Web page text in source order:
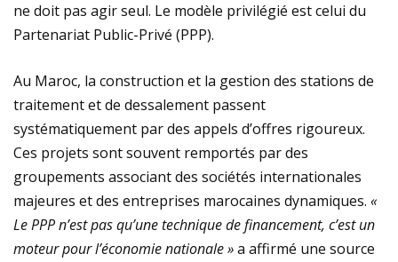
ne doit pas agir seul. Le modèle privilégié est celui du
Partenariat Public-Privé (PPP).
Au Maroc, la construction et la gestion des stations de
traitement et de dessalement passent
systématiquement par des appels d’offres rigoureux.
Ces projets sont souvent remportés par des
groupements associant des sociétés internationales
majeures et des entreprises marocaines dynamiques. «
Le PPP n’est pas qu’une technique de financement, c’est un
moteur pour l’économie nationale »a affirmé une source